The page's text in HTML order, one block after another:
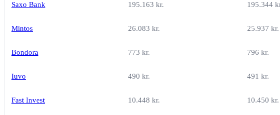
Saxo Bank 195.163 kr. 195.344
Mintos 26.083 kr. 25.937 kr.
Bondora 773 kr. 796 kr.
Iuvo 490 kr. 491 kr.
Fast Invest 10.448 kr. 10.450 kr.